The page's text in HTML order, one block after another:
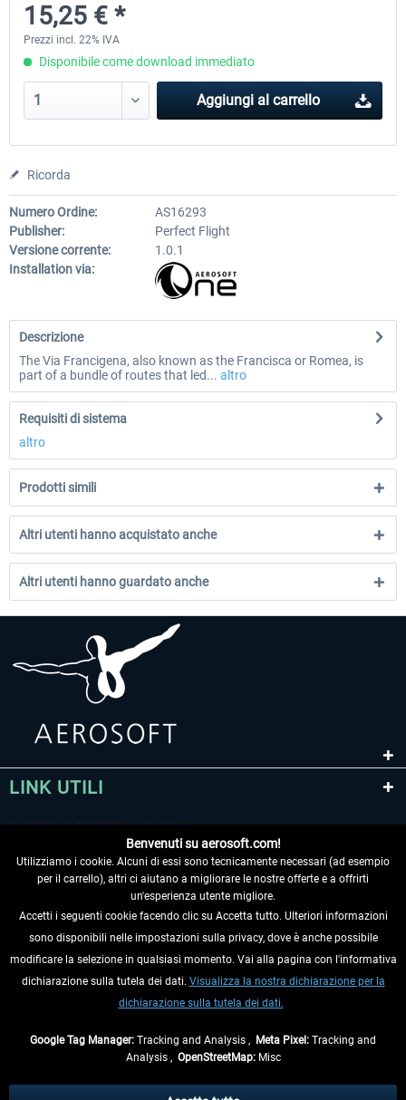
15,25 € *
15,25 € *
Prezzi incl. 22% IVA
Disponibile come download immediato
Aggiungi al carrello
Ricorda
Numero Ordine:
AS16293
Publisher:
Perfect Flight
Versione corrente:
1.0.1
Installation via:
Descrizione
The Via Francigena, also known as the Francisca or Romea, is
part of a bundle of routes that led... altro
Requisiti di sistema
altro
Prodotti simili
Altri utenti hanno acquistato anche
Altri utenti hanno guardato anche
LINK UTILI
RECEDERE DAL CONTRATTO
INFORMAZIONI
Benvenuti su aerosoft.com!
Utilizziamo i cookie. Alcuni di essi sono tecnicamente necessari (ad esempio
per il carrello), altri ci aiutano a migliorare le nostre offerte e a offrirti
un'esperienza utente migliore.
Accetti i seguenti cookie facendo clic su Accetta tutto. Ulteriori informazioni
sono disponibili nelle impostazioni sulla privacy, dove è anche possibile
modificare la selezione in qualsiasi momento. Vai alla pagina con l'informativa
dichiarazione sulla tutela dei dati. Visualizza la nostra dichiarazione per la
dichiarazione sulla tutela dei dati.
Google Tag Manager: Tracking and Analysis , Meta Pixel: Tracking and
Analysis , OpenStreetMap:Misc